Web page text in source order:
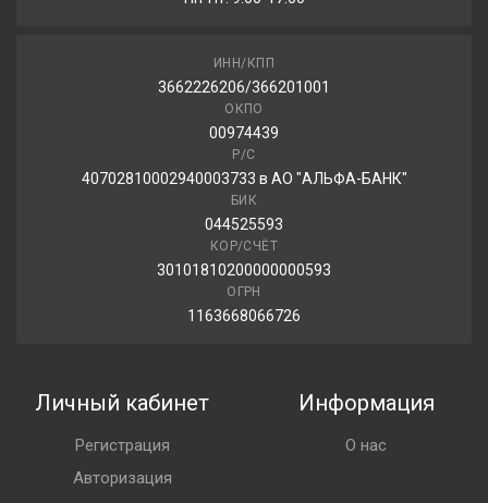
ИНН/КПП
3662226206/366201001
ОКПО
00974439
Р/С
40702810002940003733 в АО "АЛЬФА-БАНК"
БИК
044525593
КОР/СЧЁТ
30101810200000000593
ОГРН
1163668066726
Личный кабинет
Регистрация
Авторизация
Информация
О нас